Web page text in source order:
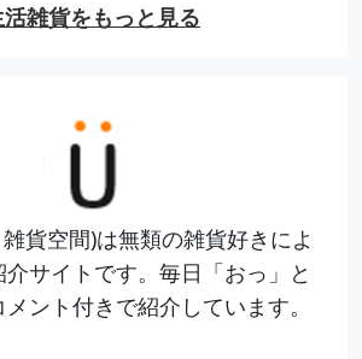
雑貨をもっと見る
貨空間)は無類の雑貨好きによ
サイトです。毎日「おっ」と
ント付きで紹介しています。